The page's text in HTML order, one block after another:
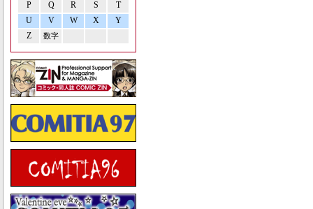
P Q R S
T
U
V W X
Y
Z
数字